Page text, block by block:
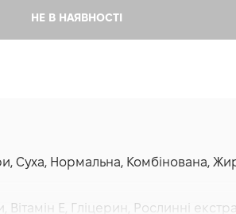
НЕ В НАЯВНОСТІ
Суха, Нормальна, Комбінована,
Вітамін E, Гліцерин, Рослинні